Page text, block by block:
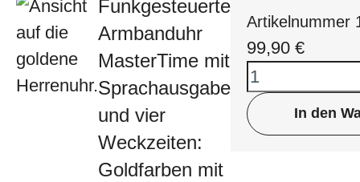
Funkgesteuerte
Armbanduhr
MasterTime mit
Sprachausgabe
und vier
Weckzeiten:
Goldfarben mit
Artikelnummer
99,90 €
In den